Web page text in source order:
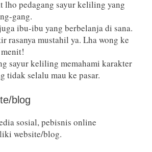
lho pedagang sayur keliling yang
gang.
ibu-ibu yang berbelanja di sana.
rasanya mustahil ya. Lha wong ke
sayur keliling memahami karakter
tidak selalu mau ke pasar.
blog
sosial, pebisnis online
website/blog.